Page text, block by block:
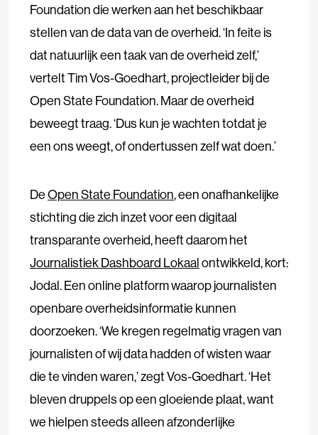
Foundation die werken aan het beschikbaar
stellen van de data van de overheid. ‘In feite is
dat natuurlijk een taak van de overheid zelf,’
vertelt Tim Vos-Goedhart, projectleider bij de
Open State Foundation. Maar de overheid
beweegt traag. ‘Dus kun je wachten totdat je
een ons weegt, of ondertussen zelf wat doen.’
DeOpen State Foundation, een onafhankelijke
stichting die zich inzet voor een digitaal
transparante overheid, heeft daarom het
Journalistiek Dashboard Lokaalontwikkeld, kort:
Jodal. Een online platform waarop journalisten
openbare overheidsinformatie kunnen
doorzoeken. ‘We kregen regelmatig vragen van
journalisten of wij data hadden of wisten waar
die te vinden waren,’ zegt Vos-Goedhart. ‘Het
bleven druppels op een gloeiende plaat, want
we hielpen steeds alleen afzonderlijke